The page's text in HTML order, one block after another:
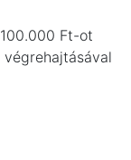
Ft-ot